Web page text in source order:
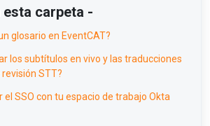
carpeta -
glosario en EventCAT?
los subtítulos en vivo y las traducciones
STT?
el SSO con tu espacio de trabajo Okta